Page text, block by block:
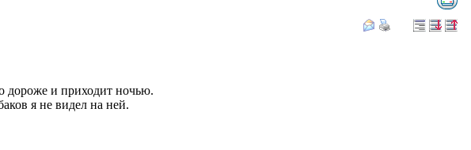
дороже и приходит ночью.
я не видел на ней.